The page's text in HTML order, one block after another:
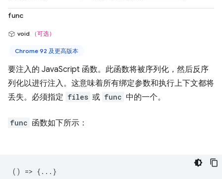
func
void （可选）
Chrome 92 及更高版本
要注入的 JavaScript 函数。此函数将被序列化，然后反序
列化以进行注入。这意味着所有绑定参数和执行上下文都将
丢失。必须指定 files 或 func 中的一个。
func 函数如下所示：
() => {...}